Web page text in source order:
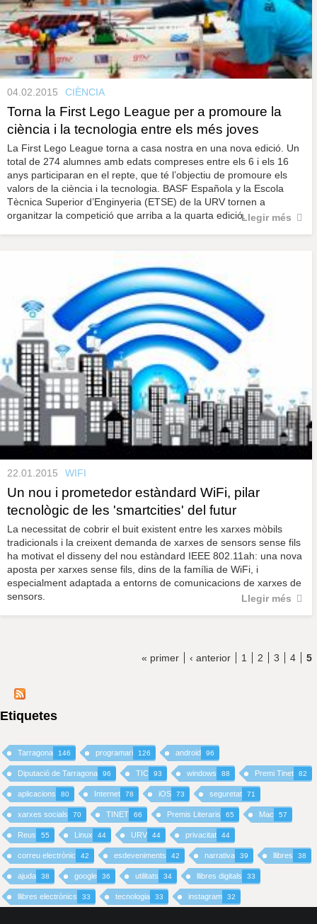
04.02.2015 CIÈNCIA
Torna la First Lego League per a promoure la
ciència i la tecnologia entre els més joves
La First Lego League torna a casa nostra en una nova edició. Un
total de 274 alumnes amb edats compreses entre els 6 i els 16
anys participaran en el repte, que té l’objectiu de promoure els
valors de la ciència i la tecnologia. BASF Española y la Escola
Tècnica Superior d’Enginyeria (ETSE) de la URV tornen a
organitzar la competició que arriba a la quarta edició.Llegir més
22.01.2015 WIFI
Un nou i prometedor estàndard WiFi, pilar
tecnològic de les 'smartcities' del futur
La necessitat de cobrir el buit existent entre les xarxes mòbils
tradicionals i la creixent demanda de xarxes de sensors sense fils
ha motivat el disseny del nou estàndard IEEE 802.11ah: una nova
aposta per xarxes sense fils, dins de la família de WiFi, i
especialment adaptada a entorns de comunicacions de xarxes de
sensors.
Llegir més
« primer ‹ anterior 1 2 3 4 5
Etiquetes
Tarragona 146 programari 126 android 96
Diputació de Tarragona 96 TIC 93 windows 88 Premi Tinet 82
aplicacions 80 Internet 78 iOS 73 seguretat 71
xarxes socials 70 TINET 66 Premis Literaris 65 Mac 57
Reus 55 Linux 44 URV 44 privacitat 44
correu electrònic 42 esdeveniments 42 narrativa 39 llibres 38
ajuda 38 google 36 utilitats 34 llibres digitals 33
llibres electrònics 33 tecnologia 33 instagram 32